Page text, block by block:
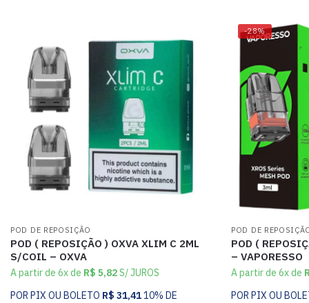
POD DE REPOSIÇÃO
POD ( REPOSIÇÃO ) OXVA XLIM C 2ML
S/COIL – OXVA
A partir de 6x de R$ 5,82S/ JUROS
POR PIX OU BOLETO R$ 31,4110% DE
-28%
POD DE
POD (
– VAPORESSO
A partir de 6x de
POR PIX OU